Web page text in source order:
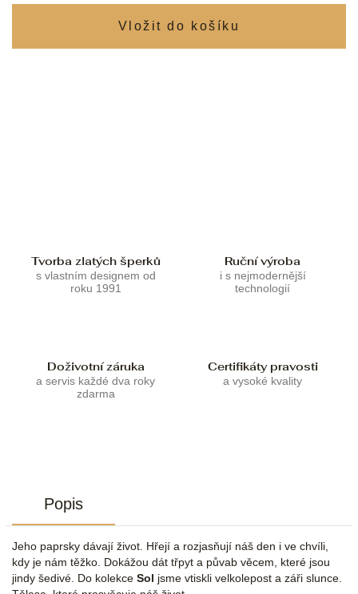
Tvorba zlatých šperků
s vlastním designem od
roku 1991
Ruční výroba
i s nejmodernější
technologií
Doživotní záruka
a servis každé dva roky
zdarma
Certifikáty pravosti
a vysoké kvality
Popis
Jeho paprsky dávají život. Hřejí a rozjasňují náš den i ve chvíli,
kdy je nám těžko. Dokážou dát třpyt a půvab věcem, které jsou
jindy šedivé. Do kolekce Sol jsme vtiskli velkolepost a záři slunce.